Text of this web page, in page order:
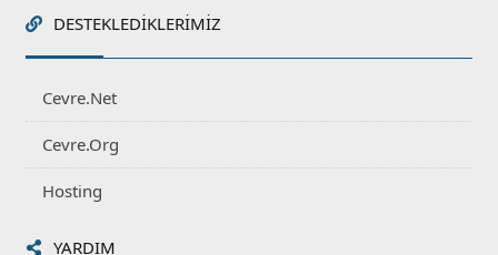
DESTEKLEDIKLERIMIZ
Cevre.Net
Cevre.Org
Hosting
YARDIM